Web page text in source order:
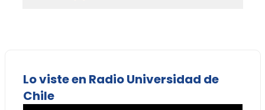
Lo viste en Radio Universidad de
Chile